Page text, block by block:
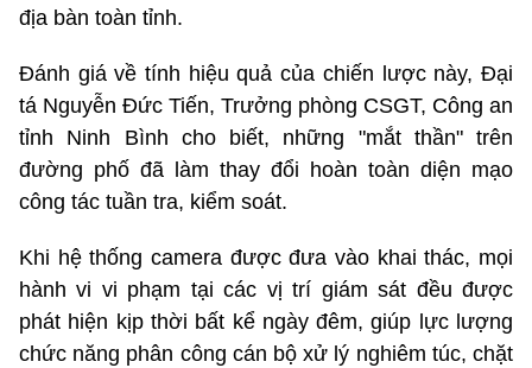
địa bàn toàn tỉnh.
Đánh giá về tính hiệu quả của chiến lược này, Đại
tá Nguyễn Đức Tiến, Trưởng phòng CSGT, Công an
tỉnh Ninh Bình cho biết, những "mắt thần" trên
đường phố đã làm thay đổi hoàn toàn diện mạo
công tác tuần tra, kiểm soát.
Khi hệ thống camera được đưa vào khai thác, mọi
hành vi vi phạm tại các vị trí giám sát đều được
phát hiện kịp thời bất kể ngày đêm, giúp lực lượng
chức năng phân công cán bộ xử lý nghiêm túc, chặt